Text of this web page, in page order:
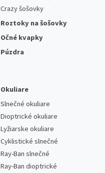
Crazy šošovky
Roztoky na šošovky
Očné kvapky
Púzdra
Okuliare
Slnečné okuliare
Dioptrické okuliare
Lyžiarske okuliare
Cyklistické slnečné
Ray-Ban slnečné
Ray-Ban dioptrické